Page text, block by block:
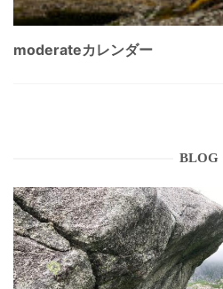
moderateカレンダー
BLOG